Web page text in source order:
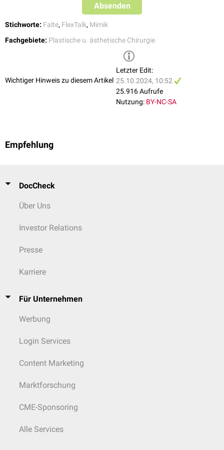
Absenden
Stichworte: Falte, FlexTalk, Mimik
Fachgebiete: Plastische u. ästhetische Chirurgie
Wichtiger Hinweis zu diesem Artikel
Letzter Edit:
25.10.2024, 10:52
25.916 Aufrufe
Nutzung: BY-NC-SA
Empfehlung
DocCheck
Über Uns
Investor Relations
Presse
Karriere
Für Unternehmen
Werbung
Login Services
Content Marketing
Marktforschung
CME-Sponsoring
Alle Services